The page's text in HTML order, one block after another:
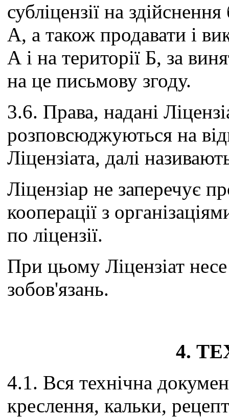
субліцензії на
А, а також продавати і
А і на території Б, за
на це письмову згоду.
3.6. Права, надані
розповсюджуються на
Ліцензіата, далі
Ліцензіар не заперечує
кооперації з
по ліцензії.
При цьому Ліцензіат несе
зобов'язань.
4.
4.1. Вся технічна
креслення, кальки,